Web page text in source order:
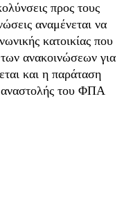
προς τους
αναμένεται να
κατοικίας που
ανακοινώσεων για
και η παράταση
αναστολής του ΦΠΑ